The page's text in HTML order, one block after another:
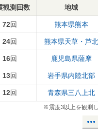
観測回数
地域
72回 熊本県熊本
24回 熊本県天草・芦北
16回 鹿児島県薩摩
13回 岩手県内陸北部
12回 青森県三八上北
※震度3以上を観測